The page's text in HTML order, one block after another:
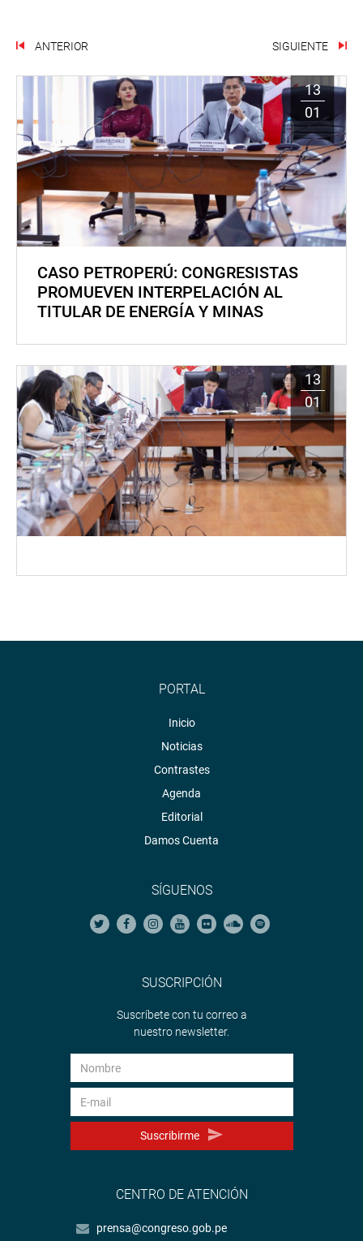
ANTERIOR SIGUIENTE
13
01
CASO PETROPERÚ: CONGRESISTAS
PROMUEVEN INTERPELACIÓN AL
TITULAR DE ENERGÍA Y MINAS
13
01
PORTAL
Inicio
Noticias
Contrastes
Agenda
Editorial
Damos Cuenta
SÍGUENOS
SUSCRIPCIÓN
Suscríbete con tu correo a
nuestro newsletter.
Suscribirme
CENTRO DE ATENCIÓN
prensa@congreso.gob.pe